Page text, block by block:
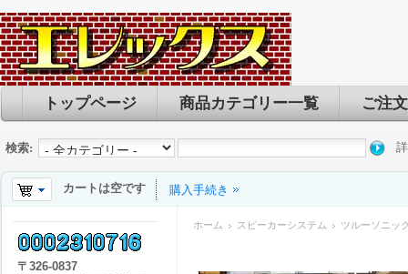
トップページ 商品カテゴリー一覧 ご注
検索:
カートは空です 購入手続き
ホーム スピーカーシステム ツルーソニッ
〒 326-0837